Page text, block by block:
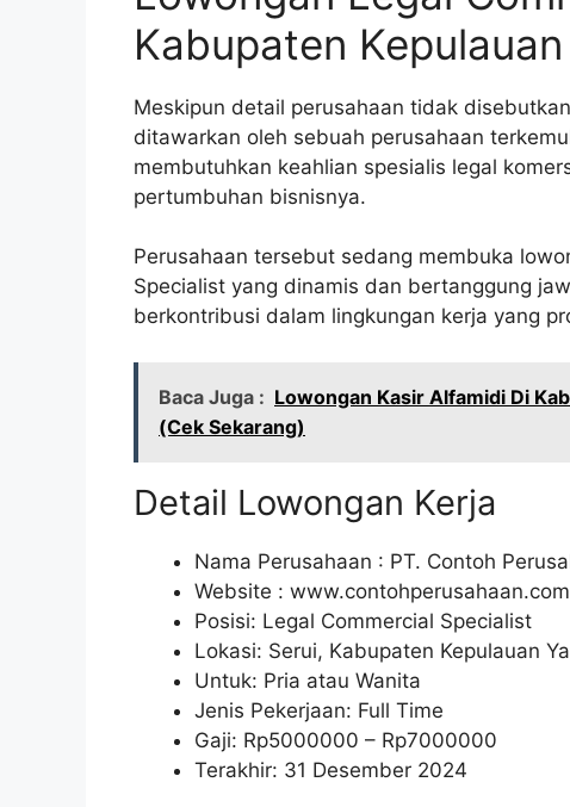
Kabupaten
Meskipun detail perusahaan tidak
ditawarkan oleh sebuah perusahaan
membutuhkan keahlian spesialis legal
pertumbuhan bisnisnya.
Perusahaan tersebut sedang membuka
Specialist yang dinamis dan bertanggung
berkontribusi dalam lingkungan kerja yang
Baca Juga : Lowongan Kasir Alfamidi Di
(Cek Sekarang)
Detail Lowongan Kerja
Nama Perusahaan : PT. Contoh
Website : www.contohperusahaan.com
Posisi: Legal Commercial Specialist
Lokasi: Serui, Kabupaten Kepulauan
Untuk: Pria atau Wanita
Jenis Pekerjaan: Full Time
Gaji: Rp5000000 – Rp7000000
Terakhir: 31 Desember 2024